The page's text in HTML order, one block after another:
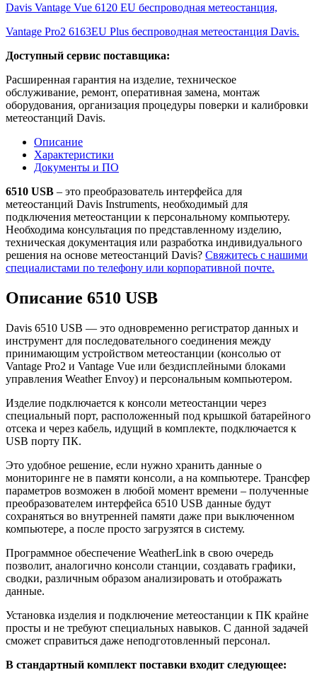
Davis Vantage Vue 6120 EU беспроводная метеостанция,
Vantage Pro2 6163EU Plus беспроводная метеостанция Davis.
Доступный сервис поставщика:
Расширенная гарантия на изделие, техническое
обслуживание, ремонт, оперативная замена, монтаж
оборудования, организация процедуры поверки и калибровки
метеостанций Davis.
Описание
Характеристики
Документы и ПО
6510 USB – это преобразователь интерфейса для
метеостанций Davis Instruments, необходимый для
подключения метеостанции к персональному компьютеру.
Необходима консультация по представленному изделию,
техническая документация или разработка индивидуального
решения на основе метеостанций Davis? Свяжитесь с нашими
специалистами по телефону или корпоративной почте.
Описание 6510 USB
Davis 6510 USB — это одновременно регистратор данных и
инструмент для последовательного соединения между
принимающим устройством метеостанции (консолью от
Vantage Pro2 и Vantage Vue или бездисплейными блоками
управления Weather Envoy) и персональным компьютером.
Изделие подключается к консоли метеостанции через
специальный порт, расположенный под крышкой батарейного
отсека и через кабель, идущий в комплекте, подключается к
USB порту ПК.
Это удобное решение, если нужно хранить данные о
мониторинге не в памяти консоли, а на компьютере. Трансфер
параметров возможен в любой момент времени – полученные
преобразователем интерфейса 6510 USB данные будут
сохраняться во внутренней памяти даже при выключенном
компьютере, а после просто загрузятся в систему.
Программное обеспечение WeatherLink в свою очередь
позволит, аналогично консоли станции, создавать графики,
сводки, различным образом анализировать и отображать
данные.
Установка изделия и подключение метеостанции к ПК крайне
просты и не требуют специальных навыков. С данной задачей
сможет справиться даже неподготовленный персонал.
В стандартный комплект поставки входит следующее: